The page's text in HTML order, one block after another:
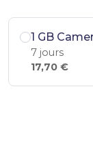
1 GB
7 jours
17,70 €